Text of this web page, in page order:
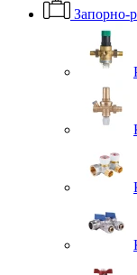
Запорно-